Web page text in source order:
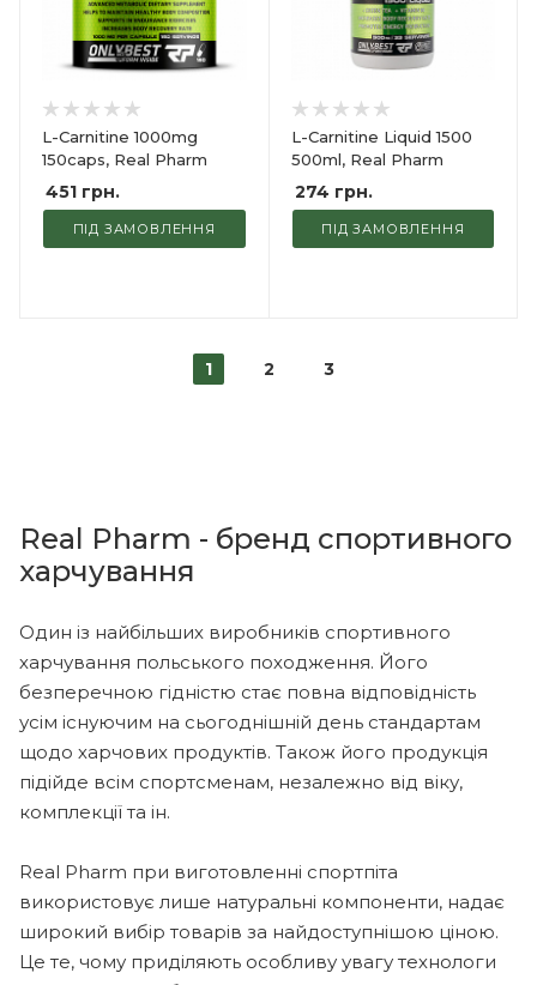
L-Carnitine 1000mg
150caps, Real Pharm
451 грн.
ПІД ЗАМОВЛЕННЯ
L-Carnitine Liquid 1500
500ml, Real Pharm
274 грн.
ПІД ЗАМОВЛЕННЯ
1 2 3
Real Pharm - бренд спортивного
харчування
Один із найбільших виробників спортивного
харчування польського походження. Його
безперечною гідністю стає повна відповідність
усім існуючим на сьогоднішній день стандартам
щодо харчових продуктів. Також його продукція
підійде всім спортсменам, незалежно від віку,
комплекції та ін.
Real Pharm при виготовленні спортпіта
використовує лише натуральні компоненти, надає
широкий вибір товарів за найдоступнішою ціною.
Це те, чому приділяють особливу увагу технологи